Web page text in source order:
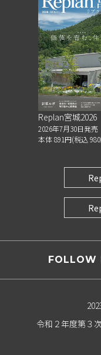
Replan宮城2026
2026年7月30日発売
本体 891円(税込
FOLLOW
令和２年度第３